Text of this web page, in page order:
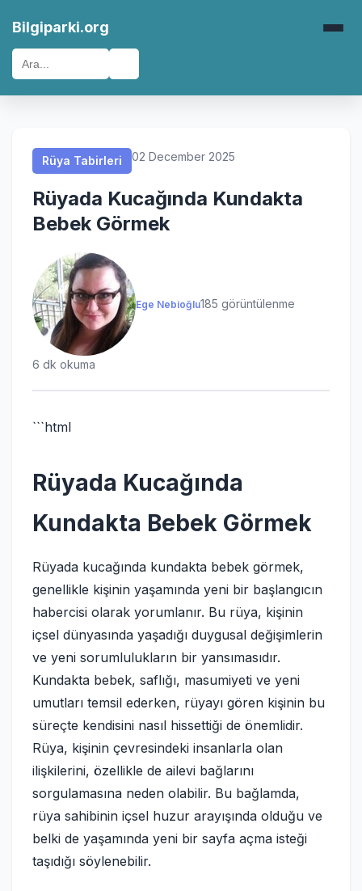
Bilgiparki.org
Rüya Tabirleri 02 December 2025
Rüyada Kucağında Kundakta
Bebek Görmek
Ege Nebioğlu185 görüntülenme
6 dk okuma
```html
Rüyada Kucağında
Kundakta Bebek Görmek
Rüyada kucağında kundakta bebek görmek,
genellikle kişinin yaşamında yeni bir başlangıcın
habercisi olarak yorumlanır. Bu rüya, kişinin
içsel dünyasında yaşadığı duygusal değişimlerin
ve yeni sorumlulukların bir yansımasıdır.
Kundakta bebek, saflığı, masumiyeti ve yeni
umutları temsil ederken, rüyayı gören kişinin bu
süreçte kendisini nasıl hissettiği de önemlidir.
Rüya, kişinin çevresindeki insanlarla olan
ilişkilerini, özellikle de ailevi bağlarını
sorgulamasına neden olabilir. Bu bağlamda,
rüya sahibinin içsel huzur arayışında olduğu ve
belki de yaşamında yeni bir sayfa açma isteği
taşıdığı söylenebilir.
Rüya Tabirleri
Rüya Tabirleri
Rüya Tabirleri
Rüya Tabirleri